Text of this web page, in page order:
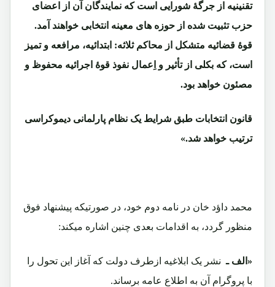
تقنینیه از جرگۀ شورایی است که نمایندگان آن از اعضای
حزب تثبیت شده از حوزه های معینه انتخابی خواهند آمد.
قوۀ قضائیه متشکل از محاکم ثلاثه: ابتدائیه، مرافعه و تمیز
است، که بکلی از تأثیر و اِعمال نفوذ قوۀ اجرائیه محفوظ و
مصئون خواهد بود.
قانون انتخابات طبق شرایط یک نظام پارلمانی دیموکراسی
ترتیب خواهد شد.»
محمد داؤد خان در نامه دوم خود، در صورتیکه پیشنهاد فوق
منظور گردد، به اقدامات بعدی چنین اشاره میکند:
«الف ـ نشر یک ابلاغیه ازطرف دولت که آغاز این تحول را
با پروگرام آن به اطلاع عامه برساند.